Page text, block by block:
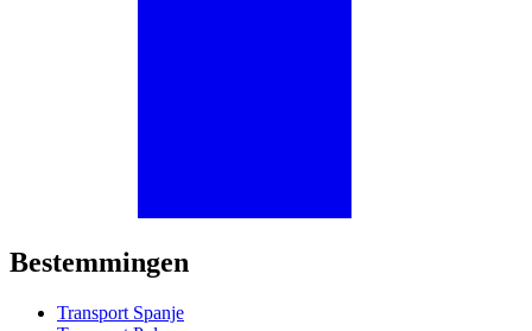
Bestemmingen
Transport Spanje